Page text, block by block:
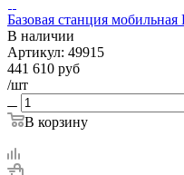
Базовая станция
В наличии
Артикул: 49915
441 610 руб
/шт
В корзину